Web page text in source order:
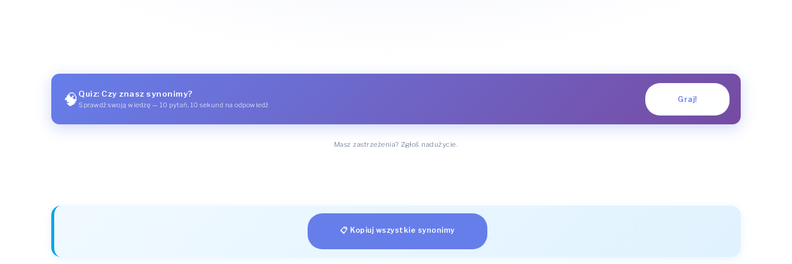
🧠 Quiz: Czy znasz synonimy?
Sprawdź swoją wiedzę — 10 pytań, 10 sekund na odpowiedź
Graj!
Masz zastrzeżenia? Zgłoś nadużycie.
📋 Kopiuj wszystkie synonimy